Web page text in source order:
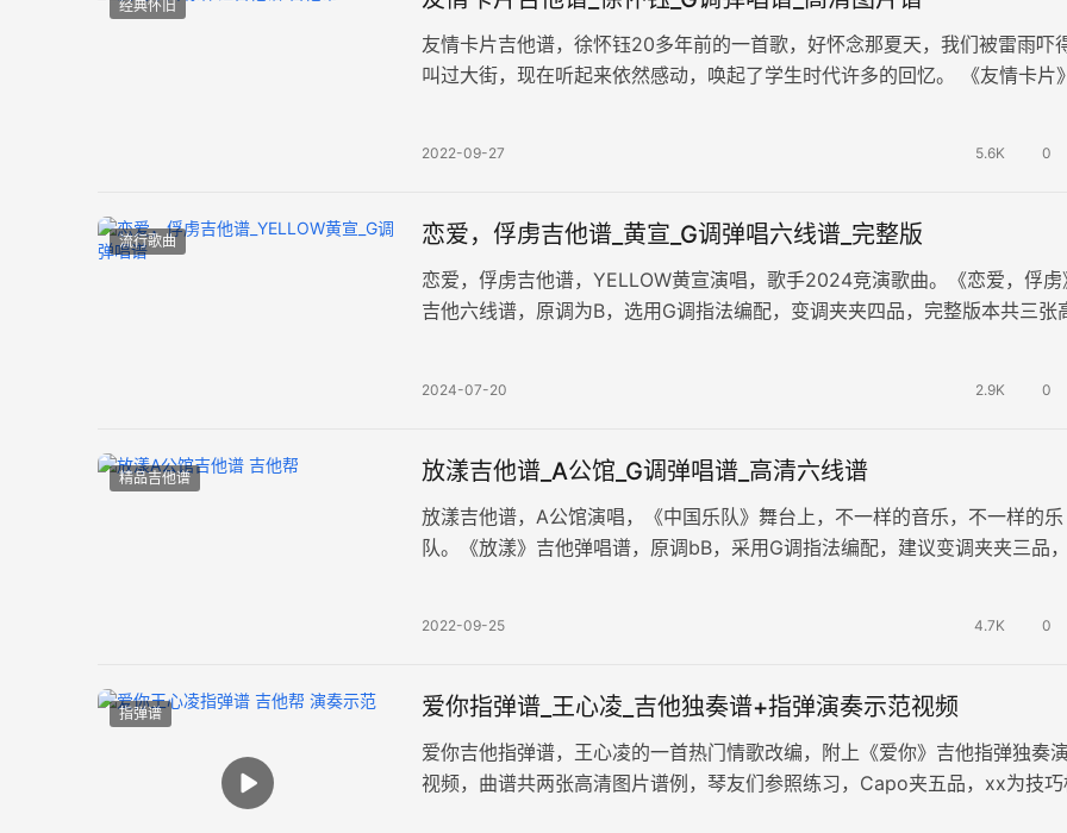
经典怀旧
友情卡片吉他谱，徐怀钰20多年前的一首歌，好怀念那夏天，我们被雷雨吓
叫过大街，现在听起来依然感动，唤起了学生时代许多的回忆。 《友情卡片
2022-09-27 5.6K 0
流行歌曲 恋爱，俘虏吉他谱_黄宣_G调弹唱六线谱_完整版
恋爱，俘虏吉他谱，YELLOW黄宣演唱，歌手2024竞演歌曲。《恋爱，俘虏
吉他六线谱，原调为B，选用G调指法编配，变调夹夹四品，完整版本共三张
2024-07-20 2.9K 0
精品吉他谱 放漾吉他谱_A公馆_G调弹唱谱_高清六线谱
放漾吉他谱，A公馆演唱，《中国乐队》舞台上，不一样的音乐，不一样的乐
队。《放漾》吉他弹唱谱，原调bB，采用G调指法编配，建议变调夹夹三品
2022-09-25 4.7K 0
指弹谱 爱你指弹谱_王心凌_吉他独奏谱+指弹演奏示范视频
爱你吉他指弹谱，王心凌的一首热门情歌改编，附上《爱你》吉他指弹独奏
视频，曲谱共两张高清图片谱例，琴友们参照练习，Capo夹五品，xx为技